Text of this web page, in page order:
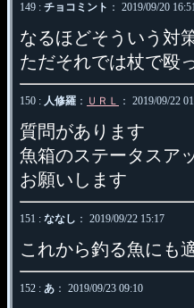
149 : チョコミント ： 2019/09/20
なるほどそういう対
ただそれでは杖で殴
150 : 人修羅 ： ＵＲＬ ： 2019/09/22
質問があります
魚箱のステータスア
お願いします
151 : ななし ： 2019/09/22 15:17
これから釣る魚にも
152 : あ ： 2019/09/23 09:10